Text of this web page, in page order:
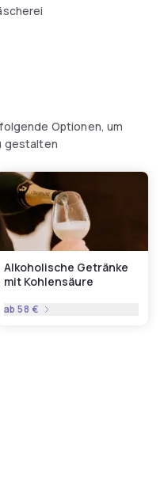
Optionen, um
gestalten
Alkoholische Getränke
mit Kohlensäure
ab58 €